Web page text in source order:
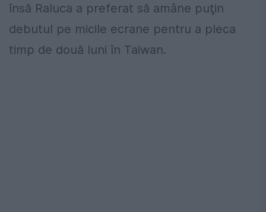
însă Raluca a preferat să amâne puţin
debutul pe micile ecrane pentru a pleca
timp de două luni în Taiwan.